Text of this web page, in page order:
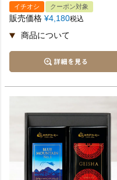
イチオシ クーポン対象
販売価格 ¥4,180税込